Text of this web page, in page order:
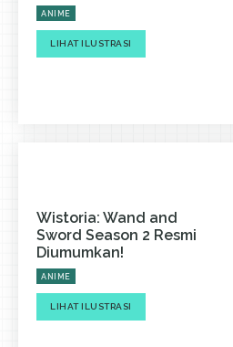
ANIME
LIHAT ILUSTRASI
Wistoria: Wand and
Sword Season 2 Resmi
Diumumkan!
ANIME
LIHAT ILUSTRASI